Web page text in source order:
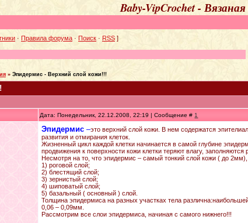
Baby-VipCrochet -
· Правила форума · Поиск · RSS ]
» Эпидермис - Верхний слой кожи!!!
Дата: Понедельник, 22.12.2008, 22:19 | Сообщение # 1
Эпидермис–это верхний слой кожи. В нем содержатся
развития и отмирания клеток.
Жизненный цикл каждой клетки начинается в самой глубине
продвижения к поверхности кожи клетки теряют влагу,
Несмотря на то, что эпидермис – самый тонкий слой кожи ( до 2мм),
1) роговой слой;
2) блестящий слой;
3) зернистый слой;
4) шиповатый слой;
5) базальный ( основный ) слой.
Толщина эпидермиса на разных участках тела
0,06 – 0,09мм.
Рассмотрим все слои эпидермиса, начиная с самого нижнего!!!